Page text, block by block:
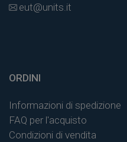
eut@units.it
ORDINI
Informazioni di spedizione
FAQ per l'acquisto
Condizioni di vendita